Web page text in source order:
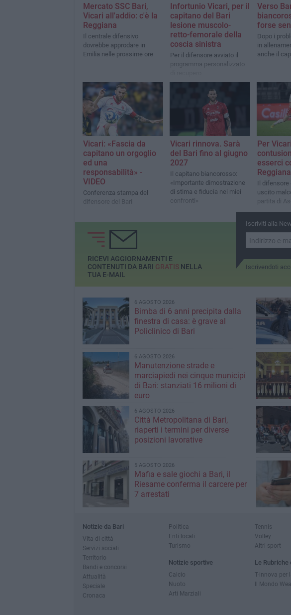
Mercato SSC Bari,
Vicari all'addio: c'è la
Reggiana
Il centrale difensivo
dovrebbe approdare in
Emilia nelle prossime ore
Infortunio Vicari, per il
capitano del Bari
lesione muscolo-
retto-femorale della
coscia sinistra
Per il difensore avviato il
programma personalizzato
Verso
forse
Dopo i
in
anche il
Vicari: «Fascia da
capitano un orgoglio
ed una
responsabilità» -
VIDEO
Conferenza stampa del
difensore del Bari
Vicari rinnova. Sarà
del Bari fino al giugno
2027
Il capitano biancorosso:
«Importante dimostrazione
di stima e fiducia nei miei
confronti»
Per
esserci
Reggiana
Il difensore
uscito
partita di
Iscriviti alla
Iscrivendoti
RICEVI AGGIORNAMENTI E
CONTENUTI DA BARI GRATISNELLA
TUA E-MAIL
6 AGOSTO 2026
Bimba di 6 anni precipita dalla
finestra di casa: è grave al
Policlinico di Bari
6 AGOSTO 2026
Manutenzione strade e
marciapiedi nei cinque municipi
di Bari: stanziati 16 milioni di
euro
6 AGOSTO 2026
Città Metropolitana di Bari,
riaperti i termini per diverse
posizioni lavorative
5 AGOSTO 2026
Mafia e sale giochi a Bari, il
Riesame conferma il carcere per
7 arrestati
Notizie da Bari
Vita di città
Servizi sociali
Territorio
Bandi e concorsi
Attualità
Speciale
Cronaca
Politica
Enti locali
Turismo
Notizie sportive
Calcio
Nuoto
Arti Marziali
Tennis
Volley
Altri sport
Le Rubriche
T-innova per
Il Mondo